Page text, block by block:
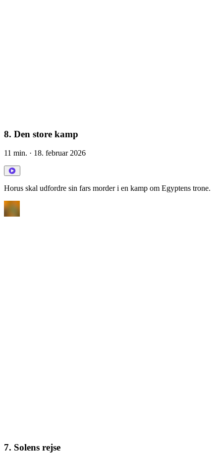
8. Den store kamp
11 min. · 18. februar 2026
Horus skal udfordre sin fars morder i en kamp om Egyptens trone.
7. Solens rejse